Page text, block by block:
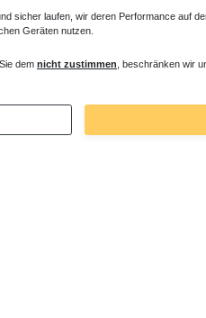
sicher laufen, wir deren Performance auf
Geräten nutzen.
dem nicht zustimmen , beschränken wir